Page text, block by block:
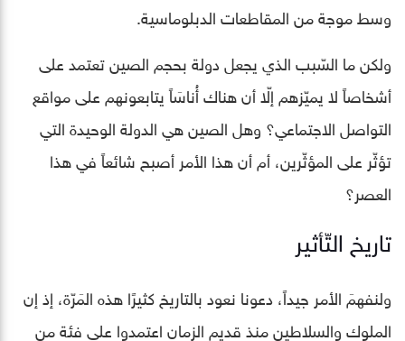
وسط موجة من المقاطعات الدبلوماسية.
ولكن ما السّبب الذي يجعل دولة بحجم الصين تعتمد على
أشخاصاً لا يميّزهم إلّا أن هناك أُناسَاً يتابعونهم على مواقع
التواصل الاجتماعي؟ وهل الصين هي الدولة الوحيدة التي
تؤثّر على المؤثّرين، أم أن هذا الأمر أصبح شائعاً في هذا
العصر؟
تاريخ التّأثير
ولنفهمَ الأمر جيداً، دعونا نعود بالتاريخ كثيرًا هذه المَرّة، إذ إن
الملوك والسلاطين منذ قديم الزمان اعتمدوا على فئة من